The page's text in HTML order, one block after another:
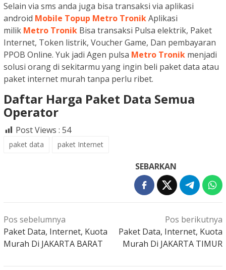
Selain via sms anda juga bisa transaksi via aplikasi
android Mobile Topup Metro TronikAplikasi
milik Metro Tronik Bisa transaksi Pulsa elektrik, Paket
Internet, Token listrik, Voucher Game, Dan pembayaran
PPOB Online. Yuk jadi Agen pulsa Metro Tronik menjadi
solusi orang di sekitarmu yang ingin beli paket data atau
paket internet murah tanpa perlu ribet.
Daftar Harga Paket Data Semua
Operator
Post Views : 54
paket data paket Internet
SEBARKAN
Navigasi
pos
Pos sebelumnya
Paket Data, Internet, Kuota
Murah Di JAKARTA BARAT
Pos berikutnya
Paket Data, Internet, Kuota
Murah Di JAKARTA TIMUR